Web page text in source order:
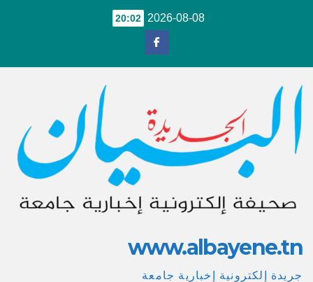
2026-08-08
20:02
www.albayene.tn
جريدة إلكترونية إخبارية جامعة